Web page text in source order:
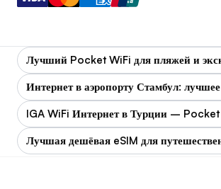
Лучший Pocket WiFi для пляжей и
Интернет в аэропорту Стамбул:
IGA WiFi Интернет в Турции – Pocket
Лучшая дешёвая eSIM для